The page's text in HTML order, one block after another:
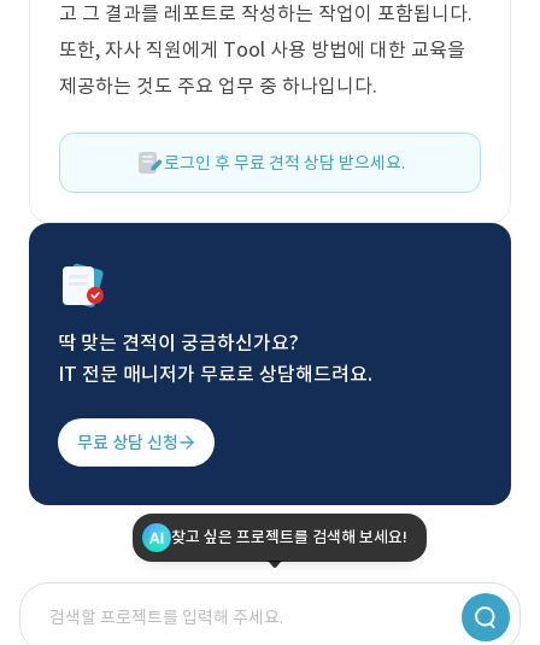
고 그 결과를 레포트로 작성하는 작업이 포함됩니다.
또한, 자사 직원에게 Tool 사용 방법에 대한 교육을
제공하는 것도 주요 업무 중 하나입니다.
로그인 후 무료 견적 상담 받으세요.
딱 맞는 견적이 궁금하신가요?
IT 전문 매니저가 무료로 상담해드려요.
무료 상담 신청
찾고 싶은 프로젝트를 검색해 보세요!